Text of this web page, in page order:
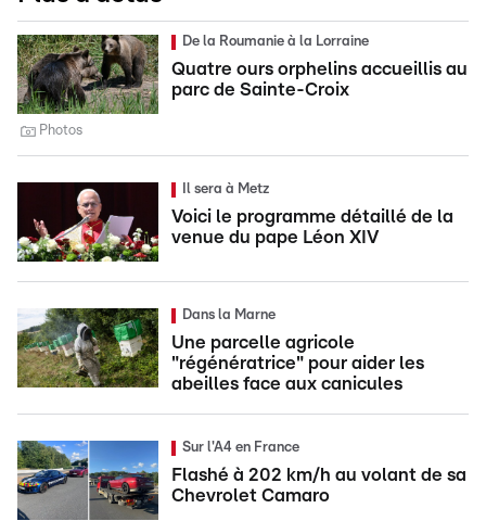
De la Roumanie à la Lorraine
Quatre ours orphelins accueillis au
parc de Sainte-Croix
Photos
Il sera à Metz
Voici le programme détaillé de la
venue du pape Léon XIV
Dans la Marne
Une parcelle agricole
"régénératrice" pour aider les
abeilles face aux canicules
Sur l'A4 en France
Flashé à 202 km/h au volant de sa
Chevrolet Camaro